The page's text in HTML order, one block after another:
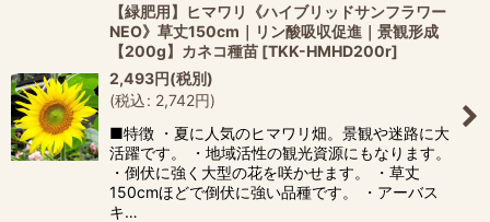
【緑肥用】ヒマワリ《ハイブリッドサンフラワー
NEO》草丈150cm｜リン酸吸収促進｜景観形成
【200g】カネコ種苗 [TKK-HMHD200r]
2,493円(税別)
(税込: 2,742円)
■特徴 ・夏に人気のヒマワリ畑。景観や迷路に大
活躍です。 ・地域活性の観光資源にもなります。
・倒伏に強く大型の花を咲かせます。 ・草丈
150cmほどで倒伏に強い品種です。 ・アーバス
キ…